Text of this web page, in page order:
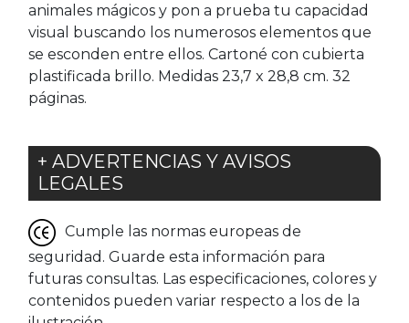
animales mágicos y pon a prueba tu capacidad
visual buscando los numerosos elementos que
se esconden entre ellos. Cartoné con cubierta
plastificada brillo. Medidas 23,7 x 28,8 cm. 32
páginas.
+ ADVERTENCIAS Y AVISOS
LEGALES
Cumple las normas europeas de
seguridad. Guarde esta información para
futuras consultas. Las especificaciones, colores y
contenidos pueden variar respecto a los de la